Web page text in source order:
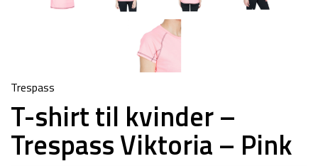
Trespass
T-shirt til kvinder –
Trespass Viktoria – Pink